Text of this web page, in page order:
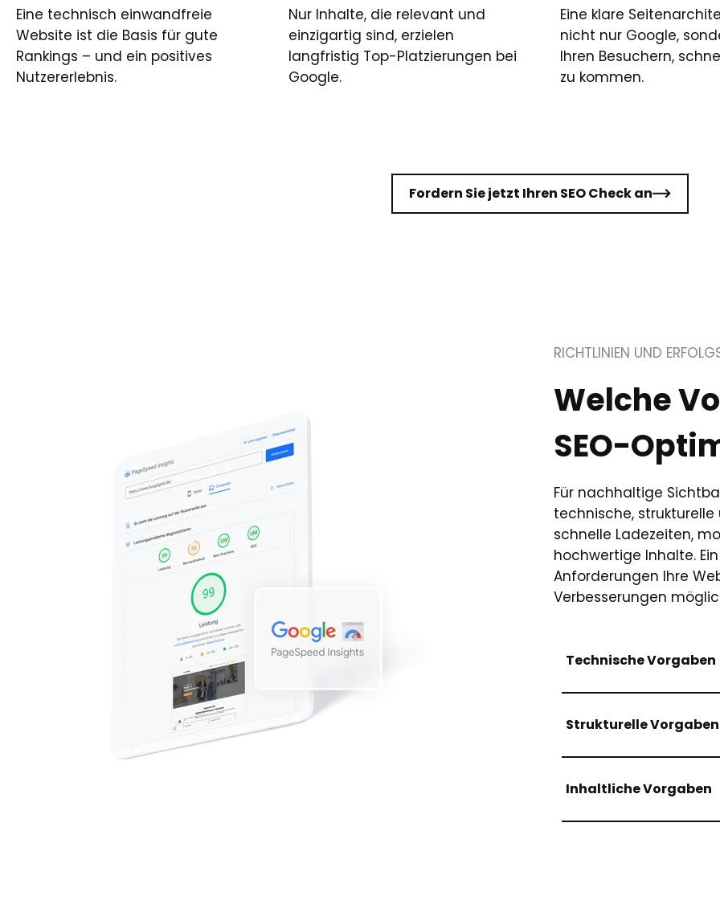
Eine technisch einwandfreie
Website ist die Basis für gute
Rankings – und ein positives
Nutzererlebnis.
Nur Inhalte, die relevant und
einzigartig sind, erzielen
langfristig Top-Platzierungen bei
Google.
Eine klare
nicht nur Google,
Ihren Besuchern,
zu kommen.
Fordern Sie jetzt Ihren SEO Check an
RICHTLINIEN UND
Welche
SEO-
Für nachhaltige
technische,
schnelle Ladezeiten,
hochwertige Inhalte.
Anforderungen Ihre
Verbesserungen
Technische Vorgaben
Strukturelle Vorgaben
Inhaltliche Vorgaben